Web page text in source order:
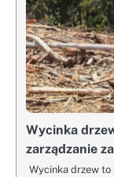
Wycinka
zarządzanie
Wycinka drzew to